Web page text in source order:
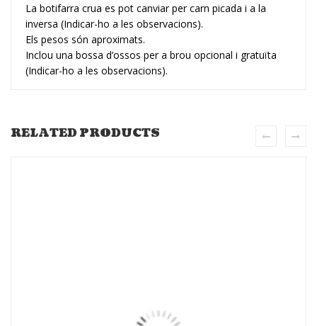
La botifarra crua es pot canviar per carn picada i a la
inversa (Indicar-ho a les observacions).
Els pesos són aproximats.
Inclou una bossa d’ossos per a brou opcional i gratuïta
(Indicar-ho a les observacions).
RELATED PRODUCTS